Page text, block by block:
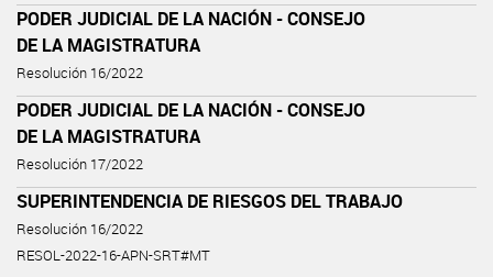
PODER JUDICIAL DE LA NACIÓN - CONSEJO
DE LA MAGISTRATURA
Resolución 16/2022
PODER JUDICIAL DE LA NACIÓN - CONSEJO
DE LA MAGISTRATURA
Resolución 17/2022
SUPERINTENDENCIA DE RIESGOS DEL TRABAJO
Resolución 16/2022
RESOL-2022-16-APN-SRT#MT